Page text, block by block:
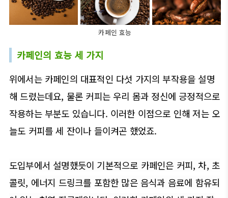
카페인 효능
카페인의 효능 세 가지
위에서는 카페인의 대표적인 다섯 가지의 부작용을 설명
해 드렸는데요, 물론 커피는 우리 몸과 정신에 긍정적으로
작용하는 부분도 있습니다. 이러한 이점으로 인해 저는 오
늘도 커피를 세 잔이나 들이켜곤 했었죠.
도입부에서 설명했듯이 기본적으로 카페인은 커피, 차, 초
콜릿, 에너지 드링크를 포함한 많은 음식과 음료에 함유되